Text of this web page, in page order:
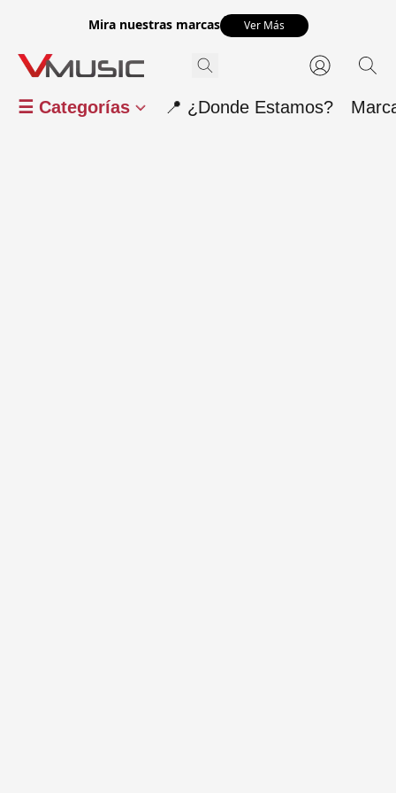
Mira nuestras marcas Ver Más
☰ Categorías 📍 ¿Donde Estamos?